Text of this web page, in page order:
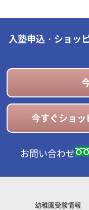
入塾申込・ショッ
今すぐショ
お問い合わせ
幼稚園受験情報